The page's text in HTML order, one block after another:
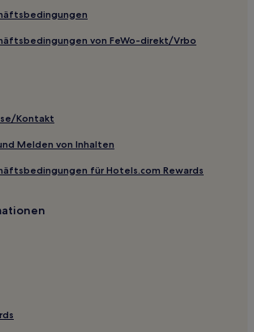
von FeWo-direkt/Vrbo
Kontakt
Melden von Inhalten
für Hotels.com Rewards